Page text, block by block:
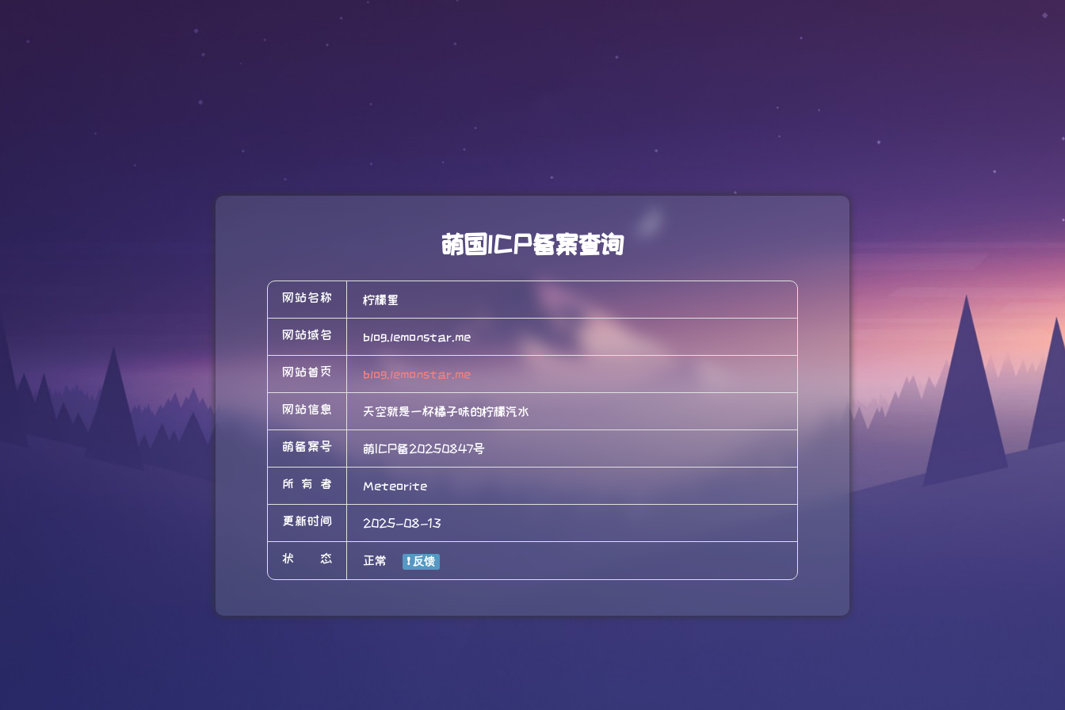
萌国ICP备案查询
网站名称 柠檬星
网站域名 blog.lemonstar.me
网站首页 blog.lemonstar.me
网站信息 天空就是一杯橘子味的柠檬汽水
萌备案号 萌ICP备20250847号
所有者 Meteorite
更新时间 2025-08-13
状态 正常